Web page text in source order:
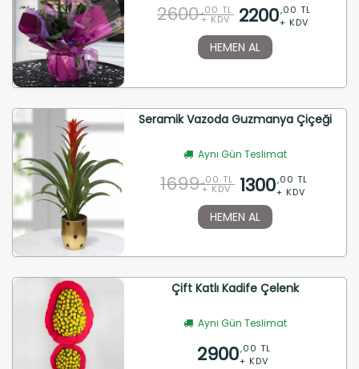
2600 ,00 TL
+ KDV 2200,00 TL
+ KDV
HEMEN AL
Seramik Vazoda Guzmanya Çiçeği
Aynı Gün Teslimat
1699 ,00 TL
+ KDV 1300,00 TL
+ KDV
HEMEN AL
Çift Katlı Kadife Çelenk
Aynı Gün Teslimat
2900,00 TL
+ KDV